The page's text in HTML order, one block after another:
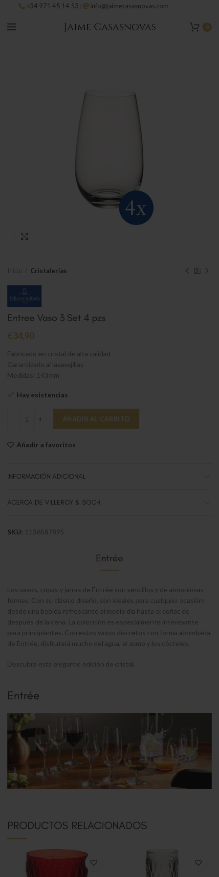
+34 971 45 14 53 | info@jaimecasasnovas.com
0
Cristalerías
Entree Vaso 3 Set 4 pzs
€34,90
Fabricado en cristal de alta calidad
Garantizado al lavavajillas
Medidas: 143mm
Hay existencias
Entree Vaso 3 Set 4 pzs cantidad
AÑADIR AL CARRITO
Añadir a favoritos
INFORMACIÓN ADICIONAL
ACERCA DE VILLEROY & BOCH
SKU: 1136587895
Entrée
Los vasos, copas y jarras de Entrée son sencillos y de armoniosas
formas. Con su clásico diseño, son ideales para cualquier ocasión:
desde una bebida refrescante al medio día hasta el coñac de
después de la cena. La colección es especialmente interesante
para principiantes. Con estos vasos discretos con forma abombada
de Entrée, disfrutará mucho del agua, el zumo y los cócteles.
Descubra esta elegante edición de cristal.
Entrée
PRODUCTOS RELACIONADOS